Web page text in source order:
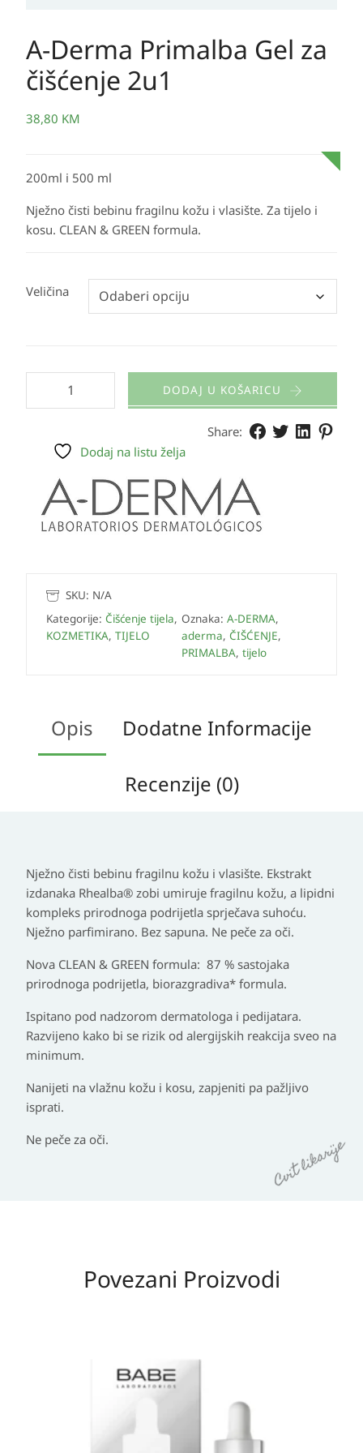
A-Derma Primalba Gel za
čišćenje 2u1
38,80 KM
200ml i 500 ml
Nježno čisti bebinu fragilnu kožu i vlasište. Za tijelo i
kosu. CLEAN & GREEN formula.
Veličina
DODAJ U KOŠARICU
Share:
Dodaj na listu želja
SKU: N/A
Kategorije: Čišćenje tijela,
KOZMETIKA, TIJELO
Oznaka: A-DERMA,
aderma, ČIŠĆENJE,
PRIMALBA, tijelo
Opis Dodatne Informacije
Recenzije (0)
Nježno čisti bebinu fragilnu kožu i vlasište. Ekstrakt
izdanaka Rhealba® zobi umiruje fragilnu kožu, a lipidni
kompleks prirodnoga podrijetla sprječava suhoću.
Nježno parfimirano. Bez sapuna. Ne peče za oči.
Nova CLEAN & GREEN formula: 87 % sastojaka
prirodnoga podrijetla, biorazgradiva* formula.
Ispitano pod nadzorom dermatologa i pedijatara.
Razvijeno kako bi se rizik od alergijskih reakcija sveo na
minimum.
Nanijeti na vlažnu kožu i kosu, zapjeniti pa pažljivo
isprati.
Ne peče za oči.
Povezani Proizvodi